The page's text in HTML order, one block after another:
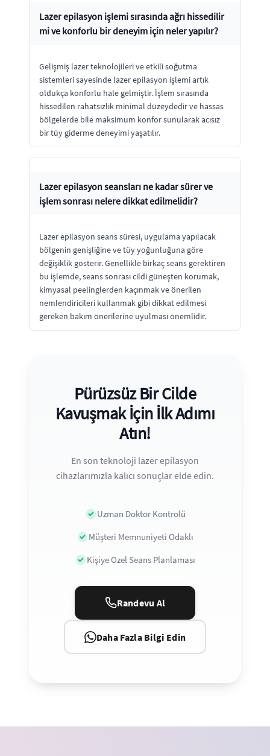
Lazer epilasyon işlemi sırasında ağrı hissedilir
mi ve konforlu bir deneyim için neler yapılır?
Gelişmiş lazer teknolojileri ve etkili soğutma
sistemleri sayesinde lazer epilasyon işlemi artık
oldukça konforlu hale gelmiştir. İşlem sırasında
hissedilen rahatsızlık minimal düzeydedir ve hassas
bölgelerde bile maksimum konfor sunularak acısız
bir tüy giderme deneyimi yaşatılır.
Lazer epilasyon seansları ne kadar sürer ve
işlem sonrası nelere dikkat edilmelidir?
Lazer epilasyon seans süresi, uygulama yapılacak
bölgenin genişliğine ve tüy yoğunluğuna göre
değişiklik gösterir. Genellikle birkaç seans gerektiren
bu işlemde, seans sonrası cildi güneşten korumak,
kimyasal peelinglerden kaçınmak ve önerilen
nemlendiricileri kullanmak gibi dikkat edilmesi
gereken bakım önerilerine uyulması önemlidir.
Pürüzsüz Bir Cilde
Kavuşmak İçin İlk Adımı
Atın!
En son teknoloji lazer epilasyon
cihazlarımızla kalıcı sonuçlar elde edin.
Uzman Doktor Kontrolü
Müşteri Memnuniyeti Odaklı
Kişiye Özel Seans Planlaması
Randevu Al
Daha Fazla Bilgi Edin